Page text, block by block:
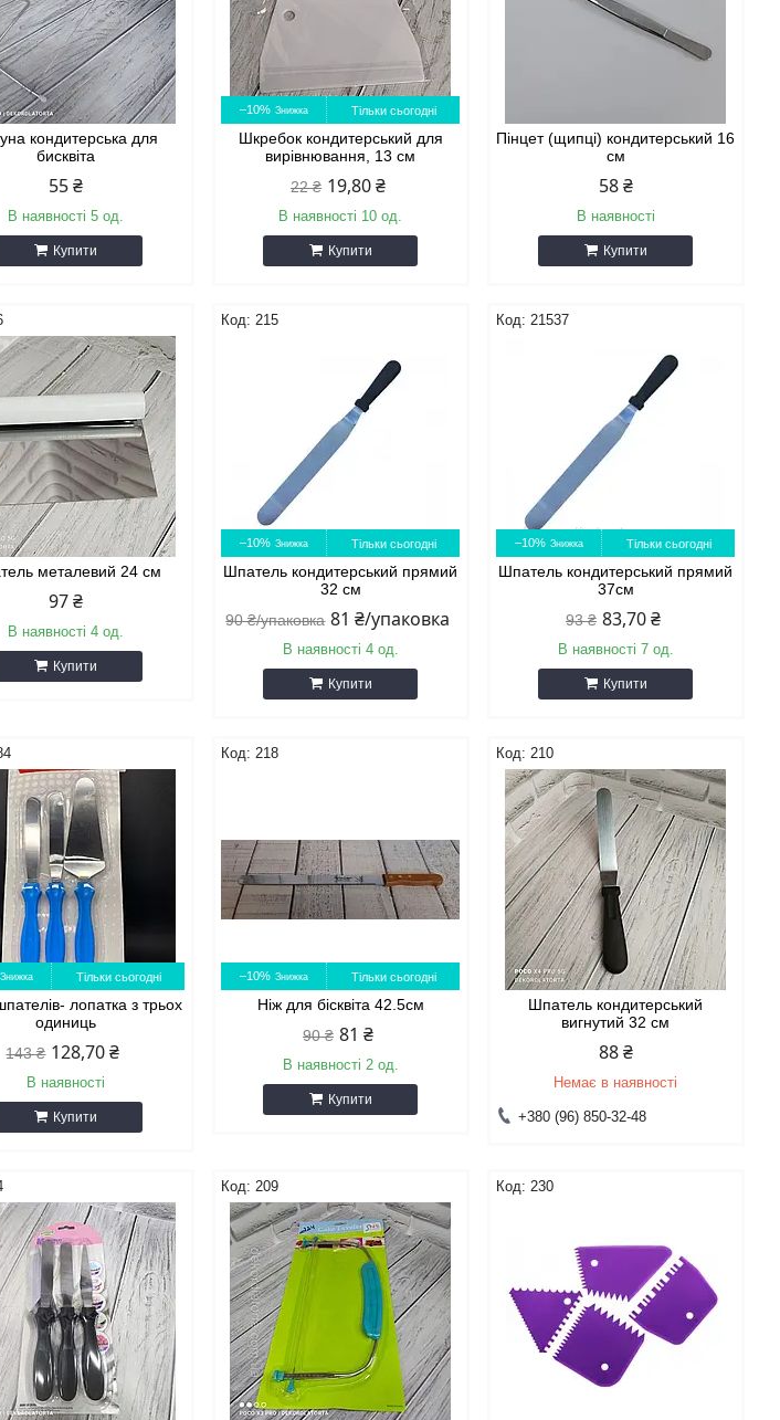
кондитерська для
бисквіта
55 ₴
В наявності 5 од.
Купити
–10% Тільки сьогодні
Шкребок кондитерський для
вирівнювання, 13 см
22 ₴ 19,80 ₴
В наявності 10 од.
Купити
Пінцет (щипці) кондитерський 16
см
58 ₴
В наявності
Купити
металевий 24 см
97 ₴
В наявності 4 од.
Купити
215
–10% Тільки сьогодні
Шпатель кондитерський прямий
32 см
90 ₴/упаковка 81 ₴/упаковка
В наявності 4 од.
Купити
21537
–10% Тільки сьогодні
Шпатель кондитерський прямий
37см
93 ₴ 83,70 ₴
В наявності 7 од.
Купити
Тільки сьогодні
лопатка з трьох
одиниць
143 ₴ 128,70 ₴
В наявності
Купити
218
–10% Тільки сьогодні
Ніж для бісквіта 42.5см
90 ₴ 81 ₴
В наявності 2 од.
Купити
210
Шпатель кондитерський
вигнутий 32 см
88 ₴
Немає в наявності
+380 (96) 850-32-48
209 230